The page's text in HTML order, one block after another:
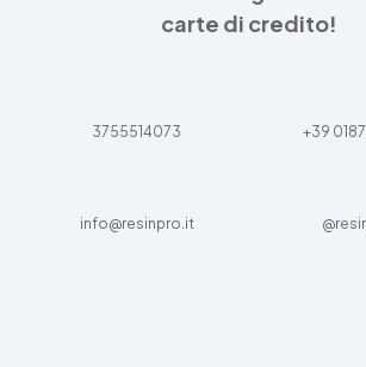
carte di credito!
3755514073 +39
info@resinpro.it